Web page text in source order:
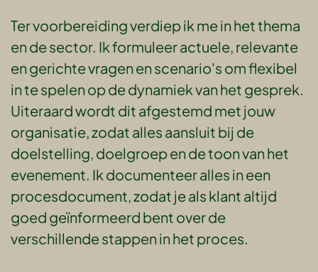
Ter voorbereiding verdiep ik me in het thema
en de sector. Ik formuleer actuele, relevante
en gerichte vragen en scenario's om flexibel
in te spelen op de dynamiek van het gesprek.
Uiteraard wordt dit afgestemd met jouw
organisatie, zodat alles aansluit bij de
doelstelling, doelgroep en de toon van het
evenement. Ik documenteer alles in een
procesdocument, zodat je als klant altijd
goed geïnformeerd bent over de
verschillende stappen in het proces.